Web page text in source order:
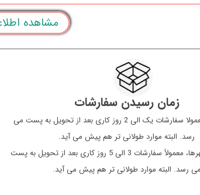
زمان رسیدن سفارشات
​​​​​​​ - در تهران معمولا سفارشات یک الی 2 روز کاری بعد از تحویل به پست می
رسد. البته موارد طولانی تر هم پیش می آید.
- برای سایر شهرها، معمولاً سفارشات 3 الی 5 روز کاری بعد از تحویل به پست
می رسد. البته موارد طولانی تر هم پیش می آید.
مشاهده